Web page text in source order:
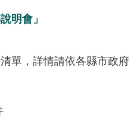
明會」
單，詳情請依各縣市政府